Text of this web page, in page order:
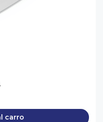
carro